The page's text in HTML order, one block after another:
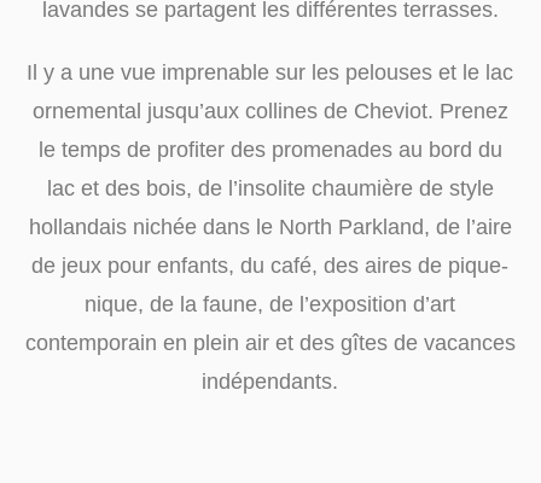
lavandes se partagent les différentes terrasses.
Il y a une vue imprenable sur les pelouses et le lac
ornemental jusqu’aux collines de Cheviot. Prenez
le temps de profiter des promenades au bord du
lac et des bois, de l’insolite chaumière de style
hollandais nichée dans le North Parkland, de l’aire
de jeux pour enfants, du café, des aires de pique-
nique, de la faune, de l’exposition d’art
contemporain en plein air et des gîtes de vacances
indépendants.